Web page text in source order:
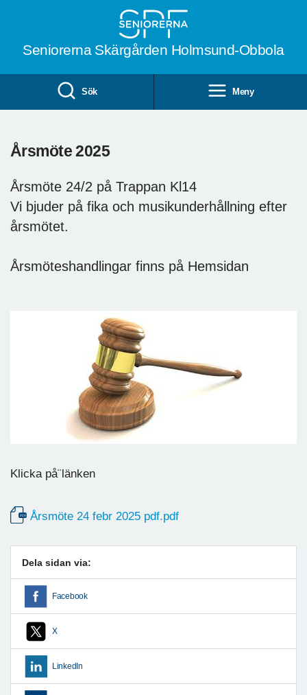
Seniorerna Skärgården Holmsund-Obbola
Sök Meny
Årsmöte 2025
Årsmöte 24/2 på Trappan Kl14
Vi bjuder på fika och musikunderhållning efter
årsmötet.
Årsmöteshandlingar finns på Hemsidan
Klicka på¨länken
Årsmöte 24 febr 2025 pdf.pdf
Dela sidan via:
Facebook
X
LinkedIn